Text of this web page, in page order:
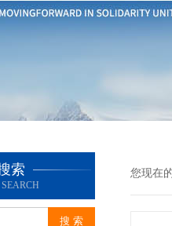
索 您现在